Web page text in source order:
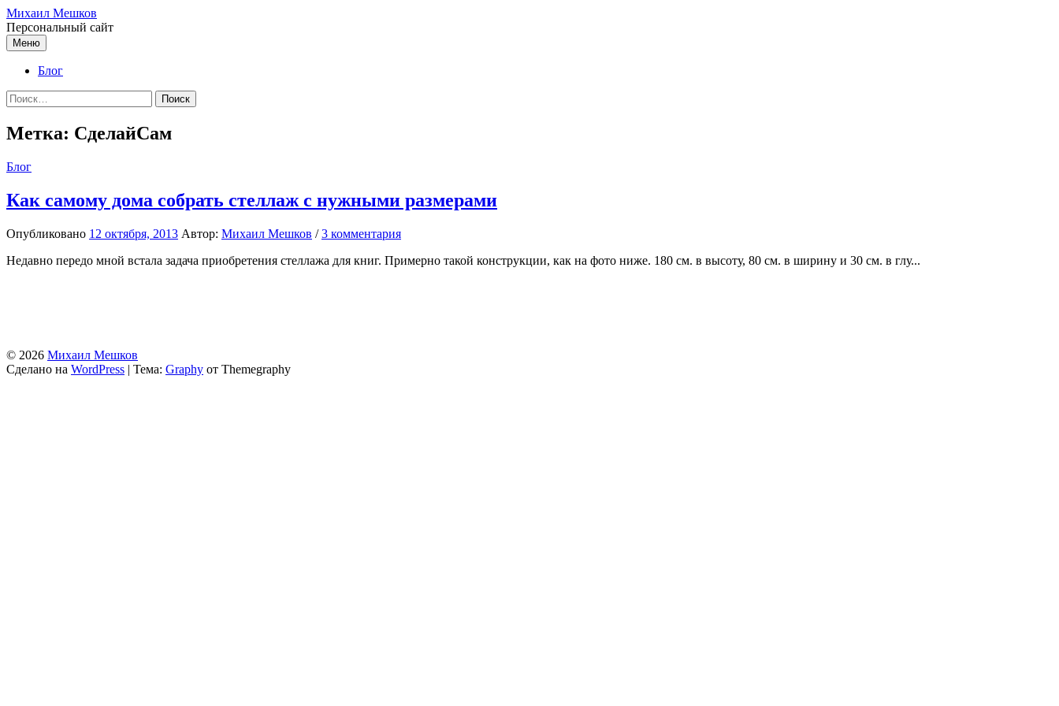
Перейти
к
содержимому
Михаил Мешков
Персональный сайт
Меню
Блог
Найти:
Метка: СделайСам
Блог
Как самому дома собрать стеллаж с нужными размерами
Опубликовано 12 октября, 2013 Автор: Михаил Мешков /3 комментария
Недавно передо мной встала задача приобретения стеллажа для книг. Примерно такой конструкции, как на фото ниже. 180 см. в высоту, 80 см. в ширину и 30 см. в глу...
© 2026 Михаил Мешков
Сделано на WordPress | Тема: Graphy от Themegraphy